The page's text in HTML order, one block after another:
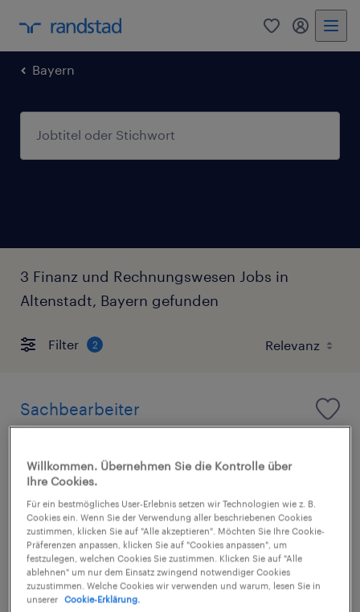
0 Mein
Bayern
3 Finanz und Rechnungswesen Jobs in
Altenstadt, Bayern gefunden
Filter 2
Sachbearbeiter
Kreditorenbuchhaltung (m/w/d)
Memmingen, Bayern
€3.000 - €4.500 pro Monat
Finanz- und Rechnungswesen
3. August 2026
Willkommen. Übernehmen Sie die Kontrolle über
Ihre Cookies.
Für ein bestmögliches User-Erlebnis setzen wir Technologien wie z. B.
Cookies ein. Wenn Sie der Verwendung aller beschriebenen Cookies
zustimmen, klicken Sie auf "Alle akzeptieren". Möchten Sie Ihre Cookie-
Präferenzen anpassen, klicken Sie auf "Cookies anpassen", um
festzulegen, welchen Cookies Sie zustimmen. Klicken Sie auf "Alle
ablehnen" um nur dem Einsatz zwingend notwendiger Cookies
zuzustimmen. Welche Cookies wir verwenden und warum, lesen Sie in
unserer
Cookie-Erklärung.